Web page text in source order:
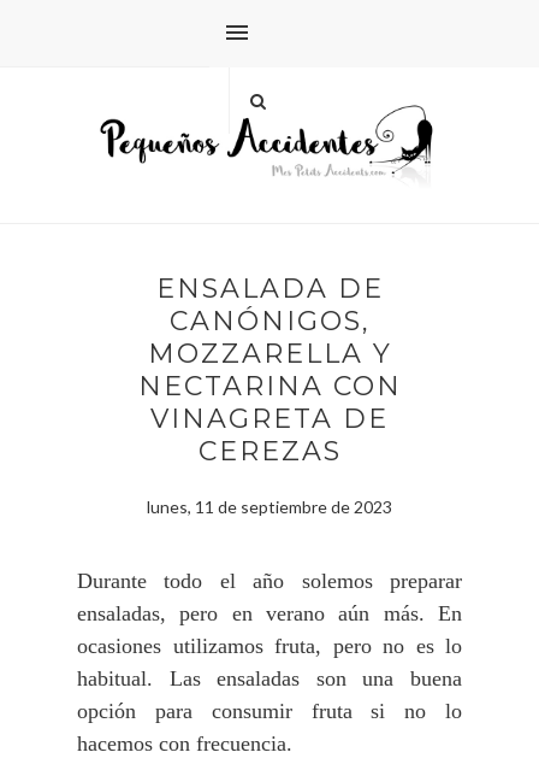
ENSALADA DE
CANÓNIGOS,
MOZZARELLA Y
NECTARINA CON
VINAGRETA DE
CEREZAS
lunes, 11 de septiembre de 2023
Durante todo el año solemos preparar
ensaladas, pero en verano aún más. En
ocasiones utilizamos fruta, pero no es lo
habitual. Las ensaladas son una buena
opción para consumir fruta si no lo
hacemos con frecuencia.